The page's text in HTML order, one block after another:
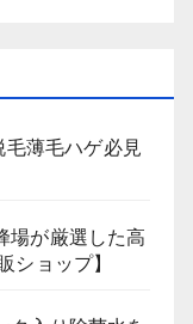
薄毛ハゲ必見
場が厳選した高
ショップ】